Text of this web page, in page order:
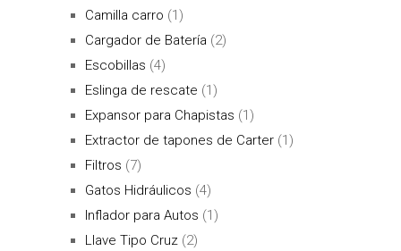
Camilla carro (1)
Cargador de Batería (2)
Escobillas (4)
Eslinga de rescate (1)
Expansor para Chapistas (1)
Extractor de tapones de Carter (1)
Filtros (7)
Gatos Hidráulicos (4)
Inflador para Autos (1)
Llave Tipo Cruz (2)